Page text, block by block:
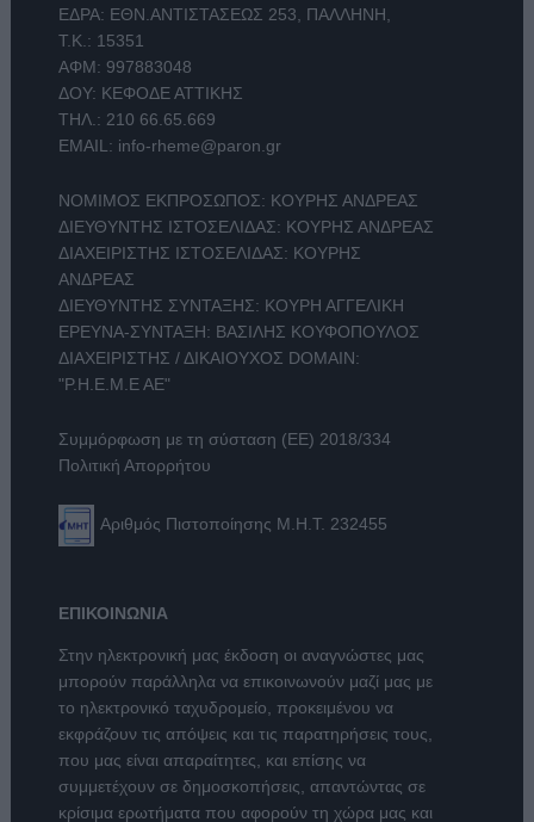
ΕΔΡΑ: ΕΘΝ.ΑΝΤΙΣΤΑΣΕΩΣ 253, ΠΑΛΛΗΝΗ,
Τ.Κ.: 15351
ΑΦΜ: 997883048
ΔΟΥ: ΚΕΦΟΔΕ ΑΤΤΙΚΗΣ
ΤΗΛ.: 210 66.65.669
EMAIL: info-rheme@paron.gr
ΝΟΜΙΜΟΣ ΕΚΠΡΟΣΩΠΟΣ: ΚΟΥΡΗΣ ΑΝΔΡΕΑΣ
ΔΙΕΥΘΥΝΤΗΣ ΙΣΤΟΣΕΛΙΔΑΣ: ΚΟΥΡΗΣ ΑΝΔΡΕΑΣ
ΔΙΑΧΕΙΡΙΣΤΗΣ ΙΣΤΟΣΕΛΙΔΑΣ: ΚΟΥΡΗΣ
ΑΝΔΡΕΑΣ
ΔΙΕΥΘΥΝΤΗΣ ΣΥΝΤΑΞΗΣ: ΚΟΥΡΗ ΑΓΓΕΛΙΚΗ
ΕΡΕΥΝΑ-ΣΥΝΤΑΞΗ: ΒΑΣΙΛΗΣ ΚΟΥΦΟΠΟΥΛΟΣ
ΔΙΑΧΕΙΡΙΣΤΗΣ / ΔΙΚΑΙΟΥΧΟΣ DOMAIN:
"Ρ.Η.Ε.Μ.Ε ΑΕ"
Συμμόρφωση με τη σύσταση (ΕΕ) 2018/334
Πολιτική Απορρήτου
Αριθμός Πιστοποίησης Μ.Η.Τ. 232455
ΕΠΙΚΟΙΝΩΝΙΑ
Στην ηλεκτρονική μας έκδοση οι αναγνώστες μας
μπορούν παράλληλα να επικοινωνούν μαζί μας με
το ηλεκτρονικό ταχυδρομείο, προκειμένου να
εκφράζουν τις απόψεις και τις παρατηρήσεις τους,
που μας είναι απαραίτητες, και επίσης να
συμμετέχουν σε δημοσκοπήσεις, απαντώντας σε
κρίσιμα ερωτήματα που αφορούν τη χώρα μας και